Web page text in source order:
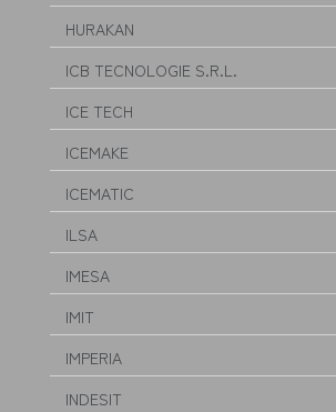
HURAKAN
ICB TECNOLOGIE S.R.L.
ICE TECH
ICEMAKE
ICEMATIC
ILSA
IMESA
IMIT
IMPERIA
INDESIT